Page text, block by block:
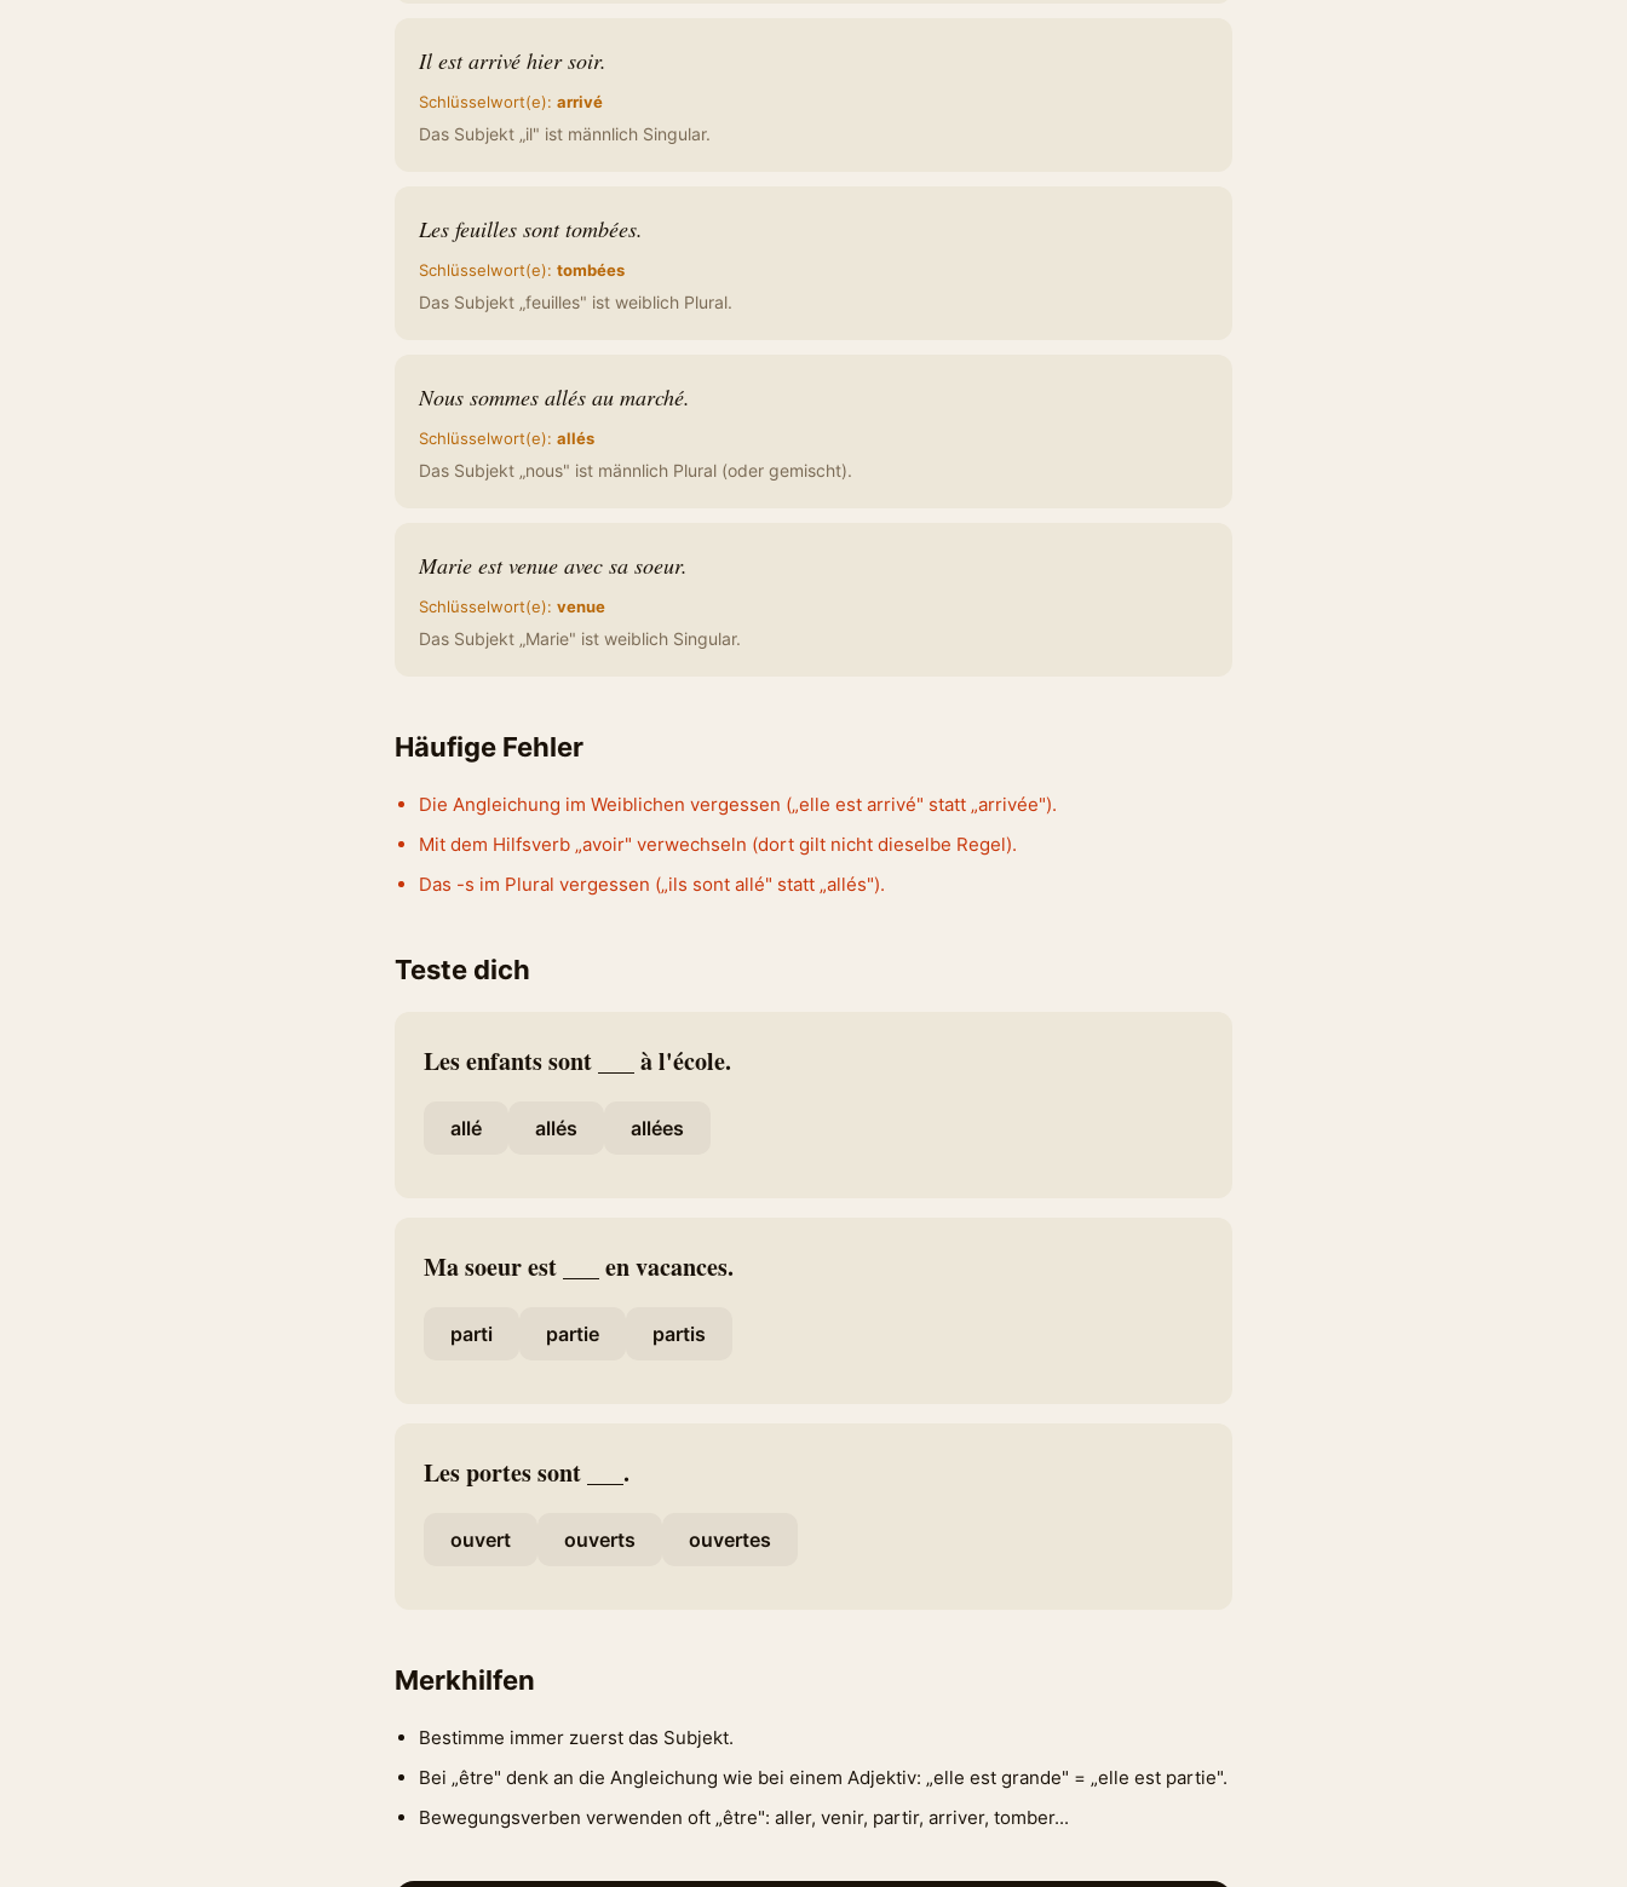
Il est arrivé hier soir.
Schlüsselwort(e): arrivé
Das Subjekt „il" ist männlich Singular.
Les feuilles sont tombées.
Schlüsselwort(e): tombées
Das Subjekt „feuilles" ist weiblich Plural.
Nous sommes allés au marché.
Schlüsselwort(e): allés
Das Subjekt „nous" ist männlich Plural (oder gemischt).
Marie est venue avec sa soeur.
Schlüsselwort(e): venue
Das Subjekt „Marie" ist weiblich Singular.
Häufige Fehler
Die Angleichung im Weiblichen vergessen („elle est arrivé" statt „arrivée").
Mit dem Hilfsverb „avoir" verwechseln (dort gilt nicht dieselbe Regel).
Das -s im Plural vergessen („ils sont allé" statt „allés").
Teste dich
Les enfants sont ___ à l'école.
allé allés allées
Ma soeur est ___ en vacances.
parti partie partis
Les portes sont ___.
ouvert ouverts ouvertes
Merkhilfen
Bestimme immer zuerst das Subjekt.
Bei „être" denk an die Angleichung wie bei einem Adjektiv: „elle est grande" = „elle est partie".
Bewegungsverben verwenden oft „être": aller, venir, partir, arriver, tomber...